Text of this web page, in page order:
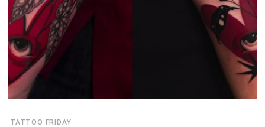
TATTOO FRIDAY